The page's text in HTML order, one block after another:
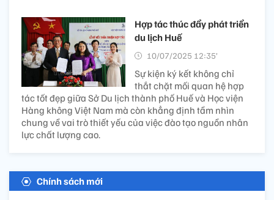
Hợp tác thúc đẩy phát triển
du lịch Huế
10/07/2025 12:35’
Sự kiện ký kết không chỉ
thắt chặt mối quan hệ hợp
tác tốt đẹp giữa Sở Du lịch thành phố Huế và Học viện
Hàng không Việt Nam mà còn khẳng định tầm nhìn
chung về vai trò thiết yếu của việc đào tạo nguồn nhân
lực chất lượng cao.
Chính sách mới